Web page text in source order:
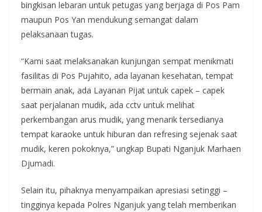
bingkisan lebaran untuk petugas yang berjaga di Pos Pam
maupun Pos Yan mendukung semangat dalam
pelaksanaan tugas.
“Kami saat melaksanakan kunjungan sempat menikmati
fasilitas di Pos Pujahito, ada layanan kesehatan, tempat
bermain anak, ada Layanan Pijat untuk capek – capek
saat perjalanan mudik, ada cctv untuk melihat
perkembangan arus mudik, yang menarik tersedianya
tempat karaoke untuk hiburan dan refresing sejenak saat
mudik, keren pokoknya,” ungkap Bupati Nganjuk Marhaen
Djumadi.
Selain itu, pihaknya menyampaikan apresiasi setinggi –
tingginya kepada Polres Nganjuk yang telah memberikan